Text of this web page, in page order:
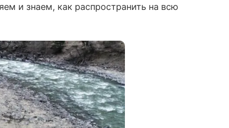
и знаем, как распространить на всю